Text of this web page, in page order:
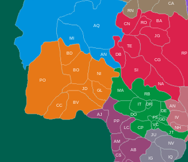
AQ
MI
AN
BA
CA
RP
RO
JG
CG
SI
NA
NH
JT
RB
MA
IT
DR
DO
CP
JU
NV
IQ
BD
BO
NI
JD
PO
BV
CC
PP
AJ
LC
AM
AB
DB
TE
CS
IG
RN
CN
GL
AN
IV
FS
VC
GD
DE